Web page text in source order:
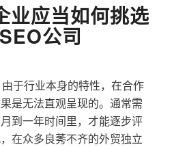
业应当如何挑选
公司
于行业本身的特性，在合作
是无法直观呈现的。通常需
到一年时间里，才能逐步评
在众多良莠不齐的外贸独立